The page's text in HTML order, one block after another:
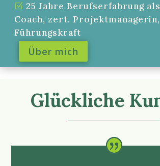
25 Jahre Berufserfahrung
Coach, zert. Projektmanagerin,
Führungskraft
Über mich
Glückliche